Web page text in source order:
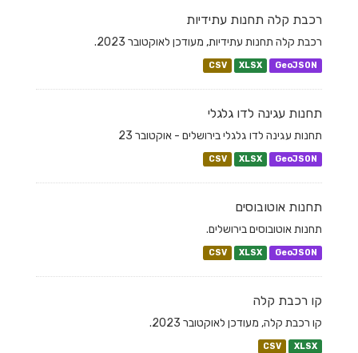
רכבת קלה תחנות עתידיות
רכבת קלה תחנות עתידיות, מעודכן לאוקטובר 2023.
CSV XLSX GeoJSON
תחנות עגינה לדו גלגלי
תחנות עגינה לדו גלגלי בירושלים - אוקטובר 23
CSV XLSX GeoJSON
תחנות אוטובוסים
תחנות אוטובוסים בירושלים.
CSV XLSX GeoJSON
קו רכבת קלה
קו רכבת קלה, מעודכן לאוקטובר 2023.
CSV XLSX